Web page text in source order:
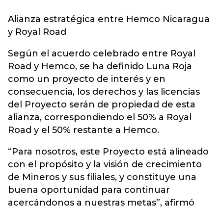
Alianza estratégica entre Hemco Nicaragua
y Royal Road
Según el acuerdo celebrado entre Royal
Road y Hemco, se ha definido Luna Roja
como un proyecto de interés y en
consecuencia, los derechos y las licencias
del Proyecto serán de propiedad de esta
alianza, correspondiendo el 50% a Royal
Road y el 50% restante a Hemco.
“Para nosotros, este Proyecto está alineado
con el propósito y la visión de crecimiento
de Mineros y sus filiales, y constituye una
buena oportunidad para continuar
acercándonos a nuestras metas”, afirmó